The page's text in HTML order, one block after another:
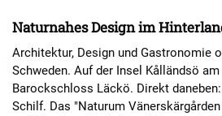
Naturnahes Design im
Architektur, Design und Gastronomie
Schweden. Auf der Insel Kålländsö
Barockschloss Läckö. Direkt
Schilf. Das "Naturum